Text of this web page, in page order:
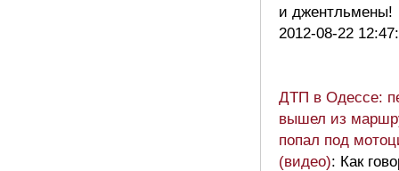
и
2012-08-22
ДТП в Одессе:
вышел из
попал под
(видео): Как